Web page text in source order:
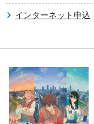
インターネット申込